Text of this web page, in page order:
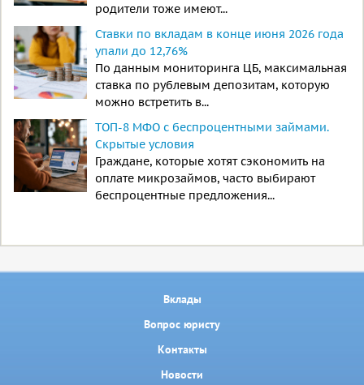
родители тоже имеют...
Ставки по вкладам в конце июня 2026 года
упали до 12,76%
По данным мониторинга ЦБ, максимальная
ставка по рублевым депозитам, которую
можно встретить в...
ТОП-8 МФО с беспроцентными займами.
Скрытые условия
Граждане, которые хотят сэкономить на
оплате микрозаймов, часто выбирают
беспроцентные предложения...
Вклады
Вопрос юристу
Контакты
Новости